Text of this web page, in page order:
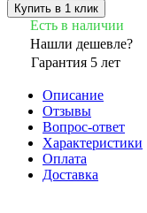
Купить в 1 клик
Есть в наличии
Нашли дешевле?
Гарантия 5 лет
Описание
Отзывы
Вопрос-ответ
Характеристики
Оплата
Доставка